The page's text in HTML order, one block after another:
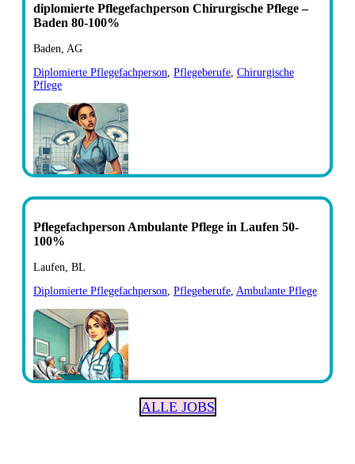
diplomierte Pflegefachperson Chirurgische Pflege –
Baden 80-100%
Baden, AG
Diplomierte Pflegefachperson Pflegeberufe Chirurgische
Pflege
Pflegefachperson Ambulante Pflege in Laufen 50-
100%
Laufen, BL
Diplomierte Pflegefachperson Pflegeberufe Ambulante Pflege
ALLE JOBS